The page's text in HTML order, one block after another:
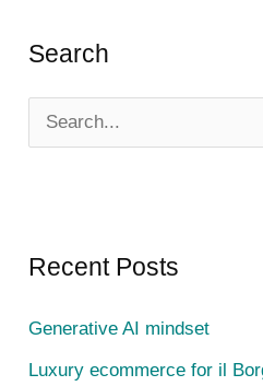
Search
e
c
f
o
Recent Posts
Generative AI mindset
Luxury ecommerce for il